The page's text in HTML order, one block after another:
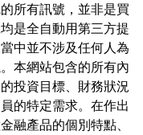
所有訊號，並非是買
是全自動用第三方提
中並不涉及任何人為
本網站包含的所有內
投資目標、財務狀況
的特定需求。在作出
融產品的個別特點、